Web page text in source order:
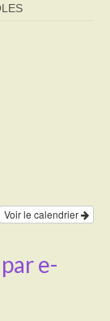
Voir le calendrier
e-